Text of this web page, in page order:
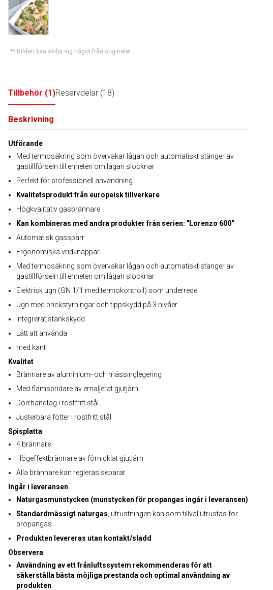
** Bilden kan skilja sig något från originalet.
Tillbehör (1)Reservdelar (18)
Beskrivning
Utförande
Med termosäkring som övervakar lågan och automatiskt stänger av
gastillförseln till enheten om lågan slocknar
Perfekt för professionell användning
Kvalitetsprodukt från europeisk tillverkare
Högkvalitativ gasbrännare
Kan kombineras med andra produkter från serien: "Lorenzo 600"
Automatisk gasspärr
Ergonomiska vridknappar
Med termosäkring som övervakar lågan och automatiskt stänger av
gastillförseln till enheten om lågan slocknar
Elektrisk ugn (GN 1/1 med termokontroll) som underrede
Ugn med brickstyrningar och tippskydd på 3 nivåer
Integrerat stänkskydd
Lätt att använda
med kant
Kvalitet
Brännare av aluminium- och mässinglegering
Med flamspridare av emaljerat gjutjärn
Dörrhandtag i rostfritt stål
Justerbara fötter i rostfritt stål
Spisplatta
4 brännare
Högeffektbrännare av förnicklat gjutjärn
Alla brännare kan regleras separat
Ingår i leveransen
Naturgasmunstycken (munstycken för propangas ingår i leveransen)
Standardmässigt naturgas , utrustningen kan som tillval utrustas för
propangas
Produkten levereras utan kontakt/sladd
Observera
Användning av ett frånluftssystem rekommenderas för att
säkerställa bästa möjliga prestanda och optimal användning av
produkten